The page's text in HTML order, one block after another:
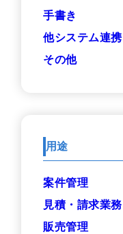
手書き
他システム連携
その他
用途
案件管理
見積・請求業務
販売管理